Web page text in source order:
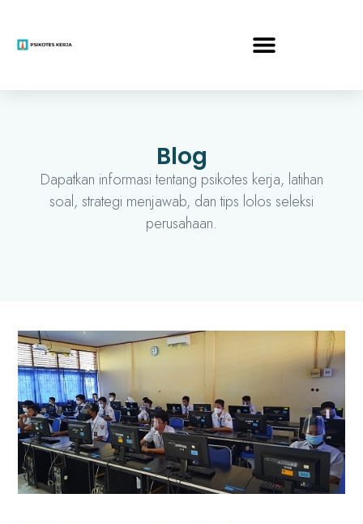
Blog
Dapatkan informasi tentang psikotes kerja, latihan
soal, strategi menjawab, dan tips lolos seleksi
perusahaan.